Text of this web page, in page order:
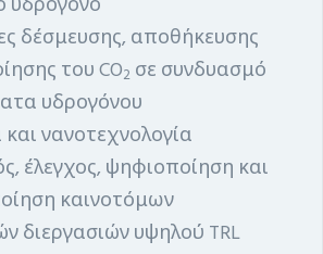
δέσμευσης, αποθήκευσης
του CO2 σε συνδυασμό
υδρογόνου
νανοτεχνολογία
έλεγχος, ψηφιοποίηση και
καινοτόμων
διεργασιών υψηλού TRL